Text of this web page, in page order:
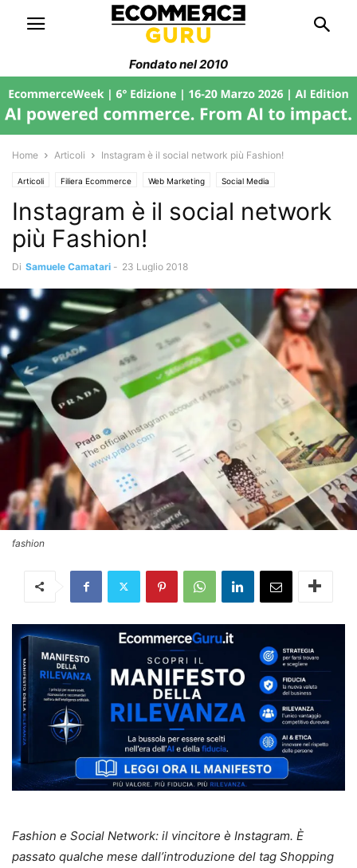
Fondato nel 2010
Home Articoli Instagram è il social network più Fashion!
Articoli Filiera Ecommerce Web Marketing Social Media
Instagram è il social network
più Fashion!
Di Samuele Camatari - 23 Luglio 2018
fashion
Fashion e Social Network: il vincitore è Instagram. È
passato qualche mese dall’introduzione del tag Shopping